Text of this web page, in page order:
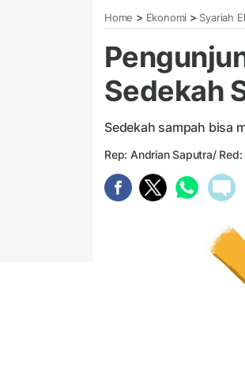
Home > Ekonomi > Syariah
Sedekah
Sedekah sampah bisa
Rep: Andrian Saputra/ Red: